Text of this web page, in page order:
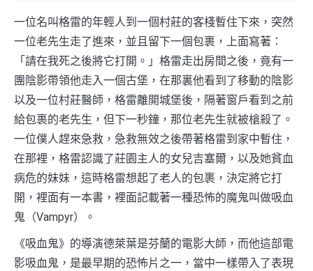
一位名叫格雷的年輕人到一個村莊的客棧暫住下來，突然
一位老先生走了進來，並且留下一個包裹，上面寫著：
「請在我死之後將它打開。」格雷走出房間之後，竟有一
團陰影帶領他走入一個古堡，在那裏他看到了移動的陰影
以及一位村莊醫師，格雷離開城堡後，隔著窗戶看到之前
給包裹的老先生，但下一秒鐘，那位老先生就被槍殺了。
一位僕人趕來急救，急救無效之後帶著格雷到家中暫住，
在那裡，格雷認識了莊園主人的女兒吉塞爾，以及她貧血
病危的妹妹，這時格雷想起了老人的包裹，決定將它打
開，裡面有一本書，裡面記載著一種恐怖的魔鬼叫做吸血
鬼（Vampyr）。
《吸血鬼》的導演德萊葉是芬蘭的電影大師，而他這部電
影吸血鬼，是最早期的恐怖片之一，當中一樣帶入了表現